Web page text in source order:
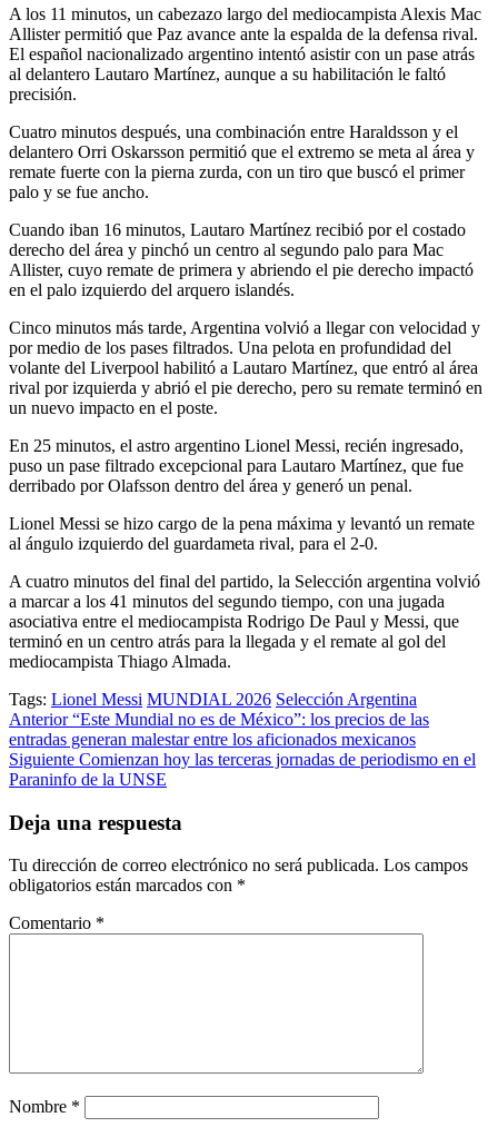
A los 11 minutos, un cabezazo largo del mediocampista Alexis Mac
Allister permitió que Paz avance ante la espalda de la defensa rival.
El español nacionalizado argentino intentó asistir con un pase atrás
al delantero Lautaro Martínez, aunque a su habilitación le faltó
precisión.
Cuatro minutos después, una combinación entre Haraldsson y el
delantero Orri Oskarsson permitió que el extremo se meta al área y
remate fuerte con la pierna zurda, con un tiro que buscó el primer
palo y se fue ancho.
Cuando iban 16 minutos, Lautaro Martínez recibió por el costado
derecho del área y pinchó un centro al segundo palo para Mac
Allister, cuyo remate de primera y abriendo el pie derecho impactó
en el palo izquierdo del arquero islandés.
Cinco minutos más tarde, Argentina volvió a llegar con velocidad y
por medio de los pases filtrados. Una pelota en profundidad del
volante del Liverpool habilitó a Lautaro Martínez, que entró al área
rival por izquierda y abrió el pie derecho, pero su remate terminó en
un nuevo impacto en el poste.
En 25 minutos, el astro argentino Lionel Messi, recién ingresado,
puso un pase filtrado excepcional para Lautaro Martínez, que fue
derribado por Olafsson dentro del área y generó un penal.
Lionel Messi se hizo cargo de la pena máxima y levantó un remate
al ángulo izquierdo del guardameta rival, para el 2-0.
A cuatro minutos del final del partido, la Selección argentina volvió
a marcar a los 41 minutos del segundo tiempo, con una jugada
asociativa entre el mediocampista Rodrigo De Paul y Messi, que
terminó en un centro atrás para la llegada y el remate al gol del
mediocampista Thiago Almada.
Tags: Lionel Messi MUNDIAL 2026 Selección Argentina
Post
navigation
Anterior“Este Mundial no es de México”: los precios de las
entradas generan malestar entre los aficionados mexicanos
Siguiente ​Comienzan hoy las terceras jornadas de periodismo en el
Paraninfo de la UNSE
Deja una respuesta
Tu dirección de correo electrónico no será publicada. Los campos
obligatorios están marcados con *
Comentario *
Nombre *